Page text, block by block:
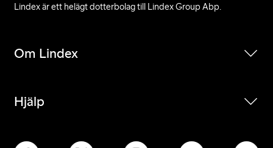
Lindex är ett helägt dotterbolag till Lindex Group Abp.
Om Lindex
Hjälp